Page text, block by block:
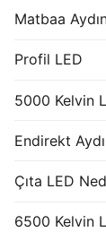
Matbaa
Profil LED
5000 Kelvin
Endirekt
Çıta LED
6500 Kelvin